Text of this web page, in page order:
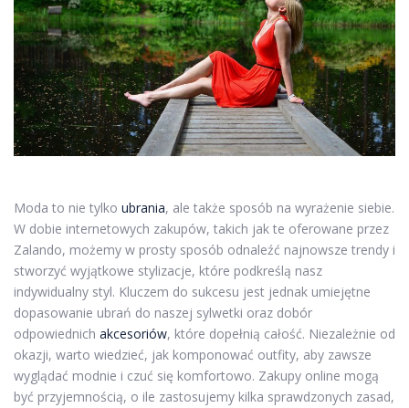
Moda to nie tylko ubrania, ale także sposób na wyrażenie siebie.
W dobie internetowych zakupów, takich jak te oferowane przez
Zalando, możemy w prosty sposób odnaleźć najnowsze trendy i
stworzyć wyjątkowe stylizacje, które podkreślą nasz
indywidualny styl. Kluczem do sukcesu jest jednak umiejętne
dopasowanie ubrań do naszej sylwetki oraz dobór
odpowiednich akcesoriów, które dopełnią całość. Niezależnie od
okazji, warto wiedzieć, jak komponować outfity, aby zawsze
wyglądać modnie i czuć się komfortowo. Zakupy online mogą
być przyjemnością, o ile zastosujemy kilka sprawdzonych zasad,